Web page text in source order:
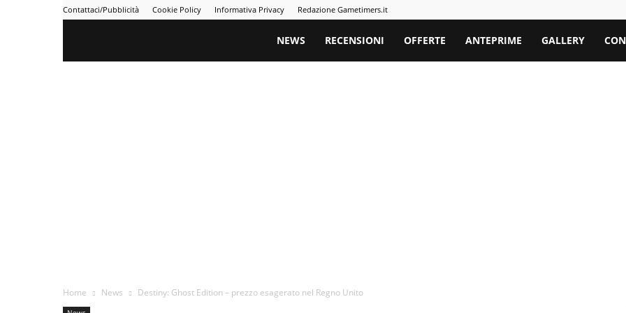
Contattaci/Pubblicità Cookie Policy Informativa Privacy Redazione Gametimers.it
Gametimers
NEWS RECENSIONI OFFERTE ANTEPRIME GALLERY
Home News Destiny: Ghost Edition – prezzo esagerato nel Regno Unito